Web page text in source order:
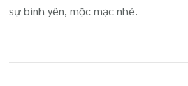
sự bình yên, mộc mạc nhé.